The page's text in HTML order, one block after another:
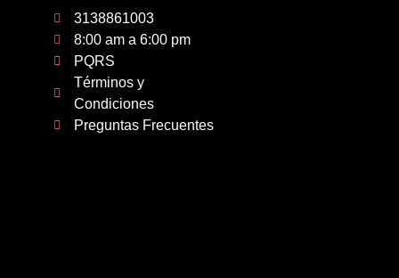
3138861003
8:00 am a 6:00 pm
PQRS
Términos y
Condiciones
Preguntas Frecuentes